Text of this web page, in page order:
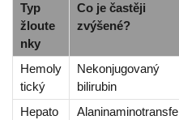
Typ
žloute
nky
Co je častěji
zvýšené?
Hemoly
tický
Nekonjugovaný
bilirubin
Hepato
Alaninaminotransfe